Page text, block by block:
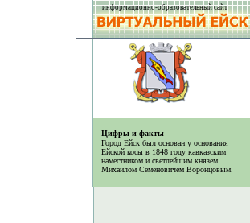
информационно-образовательный сайт
Цифры и факты
Город Ейск был основан у основания
Ейской косы в 1848 году кавказским
наместником и светлейшим князем
Михаилом Семеновичем Воронцовым.